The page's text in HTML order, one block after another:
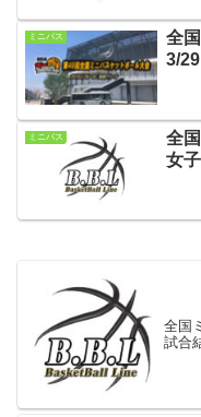
ミニバス
全
3/
ミニバス
全
女
全国
試合